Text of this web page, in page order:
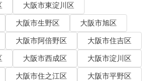
大阪市東淀川区
大阪市生野区
大阪市旭区
大阪市阿倍野区
大阪市住吉区
大阪市西成区
大阪市淀川区
大阪市住之江区
大阪市平野区